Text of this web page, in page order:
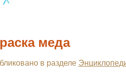
меда
в разделе